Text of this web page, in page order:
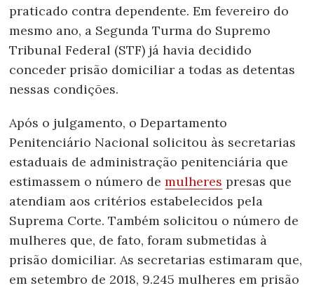
praticado contra dependente. Em fevereiro do
mesmo ano, a Segunda Turma do Supremo
Tribunal Federal (STF) já havia decidido
conceder prisão domiciliar a todas as detentas
nessas condições.
Após o julgamento, o Departamento
Penitenciário Nacional solicitou às secretarias
estaduais de administração penitenciária que
estimassem o número demulheres presas que
atendiam aos critérios estabelecidos pela
Suprema Corte. Também solicitou o número de
mulheres que, de fato, foram submetidas à
prisão domiciliar. As secretarias estimaram que,
em setembro de 2018, 9.245 mulheres em prisão